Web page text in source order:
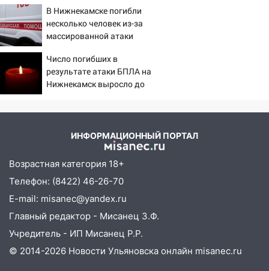
03:00
День скрытых ловушек и
внезапных подарков судьбы: гороскоп
на 10 августа
21:58
В Ульяновске около «нового»
моста утопили автомобиль «Вольво»
человека на Волге и транспортный
19:43 Из-за ураганного ветра упали
деревья в парке «Победы»
18:00 Пепелище на Балтийской: в
Заволжье ульяновские спасатели
ликвидировали крупный пожар
17:15 Прогноз погоды на 10 августа в
В Нижнекамске погибли
несколько человек из-за
массированной атаки
Число погибших в
результате атаки БПЛА на
Нижнекамск выросло до
ИНФОРМАЦИОННЫЙ ПОРТАЛ
Возрастная категория 18+
Телефон: (8422) 46-26-70
E-mail: misanec@yandex.ru
Главный редактор - Мисанец З.Ф.
Учредитель - ИП Мисанец Р.Р.
© 2014-2026 Новости Ульяновска онлайн misanec.ru